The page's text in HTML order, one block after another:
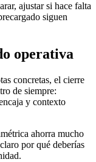
ajustar si hace falta
siguen
operativa
concretas, el cierre
de siempre:
y contexto
ahorra mucho
por qué deberías